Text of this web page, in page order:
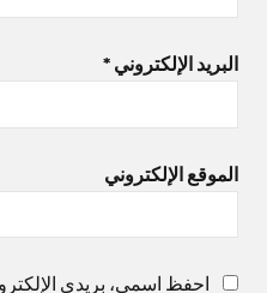
البريد الإلكتروني *
الموقع الإلكتروني
احفظ اسمي، بريدي